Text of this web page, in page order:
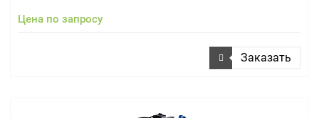
Цена по запросу
Заказать